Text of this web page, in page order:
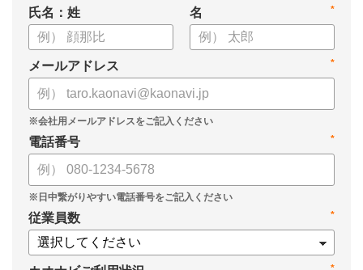
氏名：姓 *
名
*
メールアドレス
*
電話番号
*
従業員数